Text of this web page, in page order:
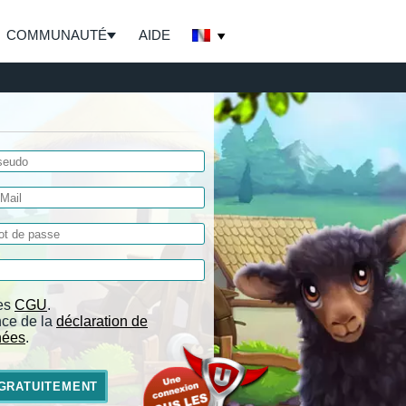
COMMUNAUTÉ AIDE
CGU.
de la déclaration de
.